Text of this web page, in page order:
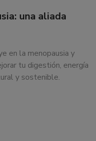
una aliada
en la menopausia y
tu digestión, energía
y sostenible.